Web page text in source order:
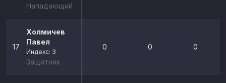
Нападающий
17
Холмичев
Павел
Индекс: 3
Защитник
0 0 0